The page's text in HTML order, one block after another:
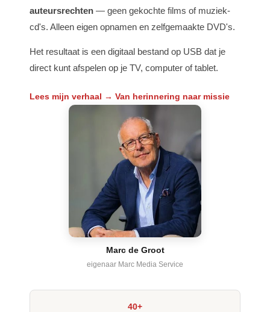
auteursrechten — geen gekochte films of muziek-
cd's. Alleen eigen opnamen en zelfgemaakte DVD's.
Het resultaat is een digitaal bestand op USB dat je
direct kunt afspelen op je TV, computer of tablet.
Lees mijn verhaal → Van herinnering naar missie
Marc de Groot
eigenaar Marc Media Service
40+